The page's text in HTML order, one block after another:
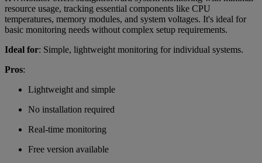
resource usage, tracking essential components like CPU
temperatures, memory modules, and system voltages. It's ideal for
basic monitoring needs without complex setup requirements.
Ideal for: Simple, lightweight monitoring for individual systems.
Pros:
Lightweight and simple
No installation required
Real-time monitoring
Free version available